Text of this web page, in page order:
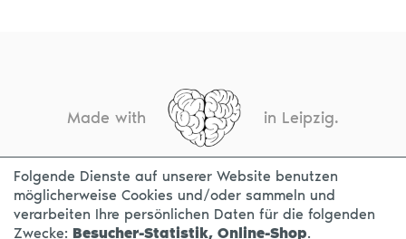
Made with in Leipzig.
KONTAKT IMPRESSUM DATENSCHUTZ
Folgende Dienste auf unserer Website benutzen
möglicherweise Cookies und/oder sammeln und
verarbeiten Ihre persönlichen Daten für die folgenden
Zwecke: Besucher-Statistik, Online-Shop.